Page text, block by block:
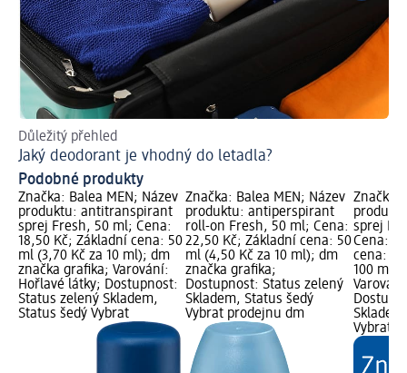
Důležitý přehled
Jaký deodorant je vhodný do letadla?
Podobné produkty
Značka: Balea MEN; Název
produktu: antitranspirant
sprej Fresh, 50 ml; Cena:
18,50 Kč; Základní cena: 50
ml (3,70 Kč za 10 ml); dm
značka grafika; Varování:
Hořlavé látky; Dostupnost:
Status zelený Skladem,
Status šedý Vybrat
Značka: Balea MEN; Název
produktu: antiperspirant
roll-on Fresh, 50 ml; Cena:
22,50 Kč; Základní cena: 50
ml (4,50 Kč za 10 ml); dm
značka grafika;
Dostupnost: Status zelený
Skladem, Status šedý
Vybrat prodejnu dm
Značka:
sprej
Cena:
cena:
100 ml);
Vybrat